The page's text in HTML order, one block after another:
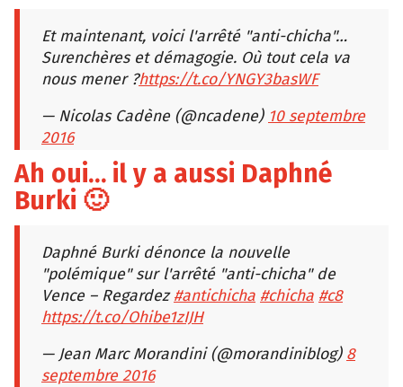
Et maintenant, voici l'arrêté "anti-chicha"…
Surenchères et démagogie. Où tout cela va
nous mener ?https://t.co/YNGY3basWF
— Nicolas Cadène (@ncadene) 10 septembre
2016
Ah oui… il y a aussi Daphné
Burki 🙂
Daphné Burki dénonce la nouvelle
"polémique" sur l'arrêté "anti-chicha" de
Vence – Regardez#antichicha #chicha #c8
https://t.co/Ohibe1zIJH
— Jean Marc Morandini (@morandiniblog) 8
septembre 2016